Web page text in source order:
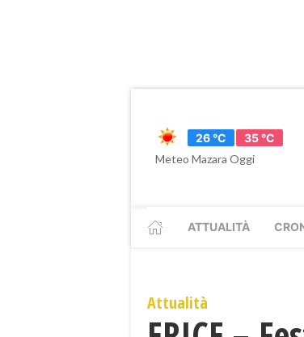
26 °C
35 °C
Meteo Mazara Oggi
ATTUALITÀ
Attualità